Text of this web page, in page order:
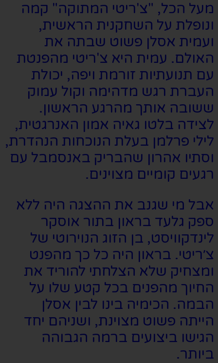
מעל הכל, "צ'ריטי המתוקה" קמה
ונופלת על השחקנית הראשית,
ועמית אסלן פשוט שבתה את
האולם. עמית היא צ'ריטי מהפנטת
עם תנועתיות זורמת ויפה, יכולת
העברת רגש מדהימה וקול עמוק
ששובה אותך מהרגע הראשון.
לצידה בלטו גאיה אמון האנרגטית,
לילי פרלמן בעלת הנוכחות הנהדרת,
וסתיו אהרון שהבריק באנסמבל עם
רגעים קומיים מצוינים.
אבל מי שגנב את ההצגה היה ללא
ספק גלעד בראון בתור אוסקר
לינדקוויסט, בן הזוג הנוירוטי של
צ׳ריטי. בראון היה כל כך מהפנט
ומצחיק שלא הצלחתי להוריד את
החיוך מהפנים בכל קטע שלו על
הבמה. הכימיה בינו לבין אסלן
הייתה פשוט מצוינת, ושניהם יחד
הגישו ביצועים ברמה הגבוהה
ביותר.